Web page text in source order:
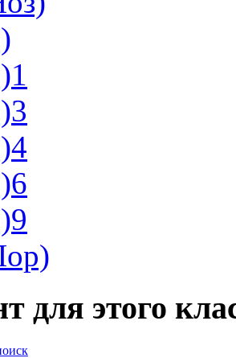
для этого